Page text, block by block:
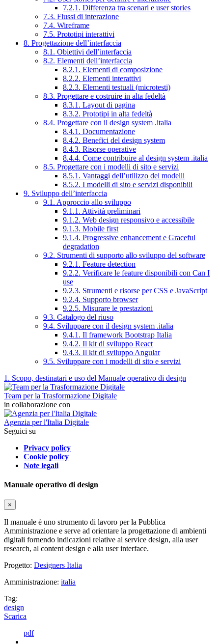
7.2.1. Differenza tra scenari e user stories
7.3. Flussi di interazione
7.4. Wireframe
7.5. Prototipi interattivi
8. Progettazione dell’interfaccia
8.1. Obiettivi dell’interfaccia
8.2. Elementi dell’interfaccia
8.2.1. Elementi di composizione
8.2.2. Elementi interattivi
8.2.3. Elementi testuali (microtesti)
8.3. Progettare e costruire in alta fedeltà
8.3.1. Layout di pagina
8.3.2. Prototipi in alta fedeltà
8.4. Progettare con il design system .italia
8.4.1. Documentazione
8.4.2. Benefici del design system
8.4.3. Risorse operative
8.4.4. Come contribuire al design system .italia
8.5. Progettare con i modelli di sito e servizi
8.5.1. Vantaggi dell’utilizzo dei modelli
8.5.2. I modelli di sito e servizi disponibili
9. Sviluppo dell’interfaccia
9.1. Approccio allo sviluppo
9.1.1. Attività preliminari
9.1.2. Web design responsivo e accessibile
9.1.3. Mobile first
9.1.4. Progressive enhancement e Graceful
degradation
9.2. Strumenti di supporto allo sviluppo del software
9.2.1. Feature detection
9.2.2. Verificare le feature disponibili con Can I
use
9.2.3. Strumenti e risorse per CSS e JavaScript
9.2.4. Supporto browser
9.2.5. Misurare le prestazioni
9.3. Catalogo del riuso
9.4. Sviluppare con il design system .italia
9.4.1. Il framework Bootstrap Italia
9.4.2. Il kit di sviluppo React
9.4.3. Il kit di sviluppo Angular
9.5. Sviluppare con i modelli di sito e servizi
1. Scopo, destinatari e uso del Manuale operativo di design
Team per la Trasformazione Digitale
in collaborazione con
Agenzia per l'Italia Digitale
Seguici su
Privacy policy
Cookie policy
Note legali
Manuale operativo di design
×
Il manuale è uno strumento di lavoro per la Pubblica
Amministrazione e serve ad orientare la progettazione di ambienti
digitali fornendo indicazioni relative al service design, alla user
research, al content design e alla user interface.
Progetto: Designers Italia
Amministrazione: italia
Tag:
design
Scarica
pdf